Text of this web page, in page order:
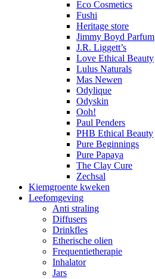
Eco Cosmetics
Fushi
Heritage store
Jimmy Boyd Parfum
J.R. Liggett’s
Love Ethical Beauty
Lulus Naturals
Mas Newen
Odylique
Odyskin
Ooh!
Paul Penders
PHB Ethical Beauty
Pure Beginnings
Pure Papaya
The Clay Cure
Zechsal
Kiemgroente kweken
Leefomgeving
Anti straling
Diffusers
Drinkfles
Etherische olien
Frequentietherapie
Inhalator
Jars